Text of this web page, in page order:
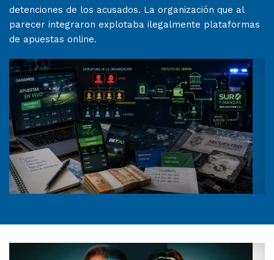
detenciones de los acusados. La organización que al
parecer integraron explotaba ilegalmente plataformas
de apuestas online.